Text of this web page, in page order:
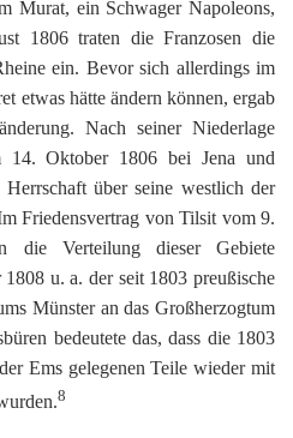
Murat, ein Schwager Napoleons,
1806 traten die Franzosen die
ein. Bevor sich allerdings im
etwas hätte ändern können, ergab
Nach seiner Niederlage
14. Oktober 1806 bei Jena und
über seine westlich der
Friedensvertrag von Tilsit vom 9.
die Verteilung dieser Gebiete
u. a. der seit 1803 preußische
Münster an das Großherzogtum
bedeutete das, dass die 1803
Ems gelegenen Teile wieder mit
8